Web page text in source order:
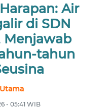
Air
di SDN
tahun
- 05:41 WIB